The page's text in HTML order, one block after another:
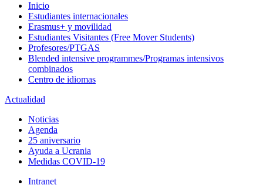
Inicio
Estudiantes internacionales
Erasmus+ y movilidad
Estudiantes Visitantes (Free Mover Students)
Profesores/PTGAS
Blended intensive programmes/Programas intensivos
combinados
Centro de idiomas
Actualidad
Noticias
Agenda
25 aniversario
Ayuda a Ucrania
Medidas COVID-19
Intranet